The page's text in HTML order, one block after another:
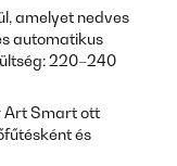
amelyet nedves
automatikus
220–240
Art Smart ott
és